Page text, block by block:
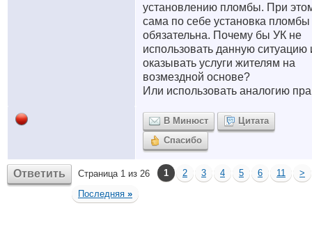
установлению пломбы. При
сама по себе установка пломбы
обязательна. Почему бы УК не
использовать данную ситуацию
оказывать услуги жителям на
возмездной основе?
Или использовать аналогию
В Минюст
Цитата
Спасибо
Ответить Страница 1 из 26 1 2 3 4 5 6 11
>
Последняя »